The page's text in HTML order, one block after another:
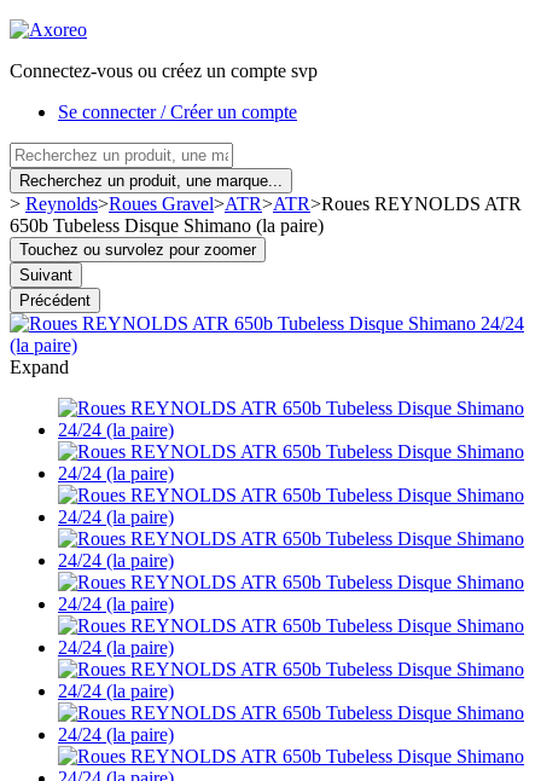
Connectez-vous ou créez un compte svp
Se connecter / Créer un compte
Recherchez un produit, une marque...
> Reynolds>Roues Gravel>ATR>ATR>Roues REYNOLDS ATR
650b Tubeless Disque Shimano (la paire)
Touchez ou survolez pour zoomer
Suivant
Précédent
Expand